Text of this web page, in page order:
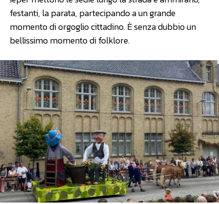
festanti, la parata, partecipando a un grande
momento di orgoglio cittadino. È senza dubbio un
bellissimo momento di folklore.